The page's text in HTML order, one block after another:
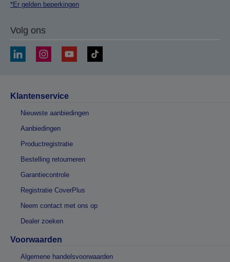
*Er gelden beperkingen
Volg ons
Klantenservice
Nieuwste aanbiedingen
Aanbiedingen
Productregistratie
Bestelling retourneren
Garantiecontrole
Registratie CoverPlus
Neem contact met ons op
Dealer zoeken
Voorwaarden
Algemene handelsvoorwaarden